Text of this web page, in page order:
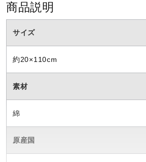
ウォーキングシューズ
ライフスタイルグッズ
寝具／ミズノスリープ
商品説明
サイズ
約20×110cm
素材
綿
原産国